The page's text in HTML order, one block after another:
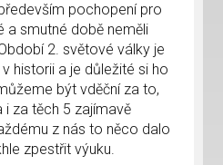
pochopení pro
a smutné době neměli
2. světové války je
historii a je důležité si ho
být vděční za to,
i za těch 5 zajímavě
z nás to něco dalo
zpestřit výuku.